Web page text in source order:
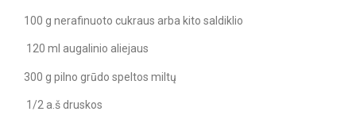
100 g nerafinuoto cukraus arba kito saldiklio
120 ml augalinio aliejaus
300 g pilno grūdo speltos miltų
1/2 a.š druskos